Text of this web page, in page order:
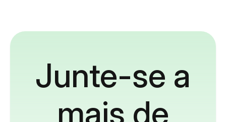
Junte-se a
mais de